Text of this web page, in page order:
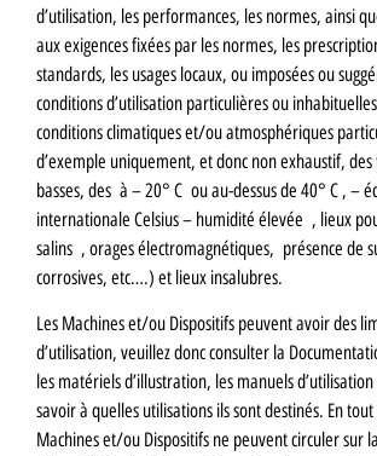
d’utilisation, les performances, les normes, ainsi
aux exigences fixées par les normes, les
standards, les usages locaux, ou imposées ou
conditions d’utilisation particulières ou
conditions climatiques et/ou atmosphériques
d’exemple uniquement, et donc non exhaustif,
basses, des à – 20° C ou au-dessus de 40° C , –
internationale Celsius – humidité élevée , lieux
salins , orages électromagnétiques, présence de
corrosives, etc….) et lieux insalubres.
Les Machines et/ou Dispositifs peuvent avoir des
d’utilisation, veuillez donc consulter la
les matériels d’illustration, les manuels
savoir à quelles utilisations ils sont destinés. En
Machines et/ou Dispositifs ne peuvent circuler sur